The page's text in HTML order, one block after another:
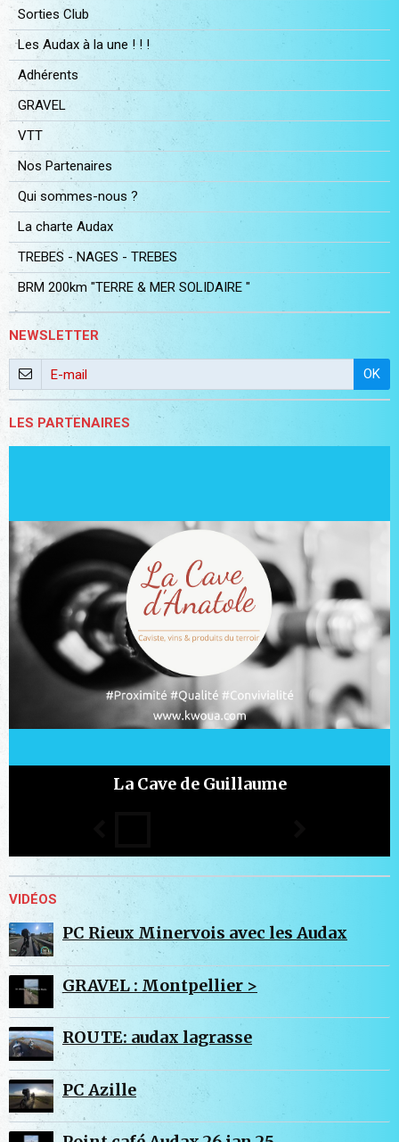
Sorties Club
Les Audax à la une ! ! !
Adhérents
GRAVEL
VTT
Nos Partenaires
Qui sommes-nous ?
La charte Audax
TREBES - NAGES - TREBES
BRM 200km "TERRE & MER SOLIDAIRE "
NEWSLETTER
OK
LES PARTENAIRES
La Cave de Guillaume
VIDÉOS
PC Rieux Minervois avec les Audax
GRAVEL : Montpellier >
ROUTE: audax lagrasse
PC Azille